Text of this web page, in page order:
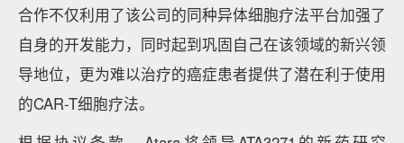
合作不仅利用了该公司的同种异体细胞疗法平台加强了
自身的开发能力，同时起到巩固自己在该领域的新兴领
导地位，更为难以治疗的癌症患者提供了潜在利于使用
的CAR-T细胞疗法。